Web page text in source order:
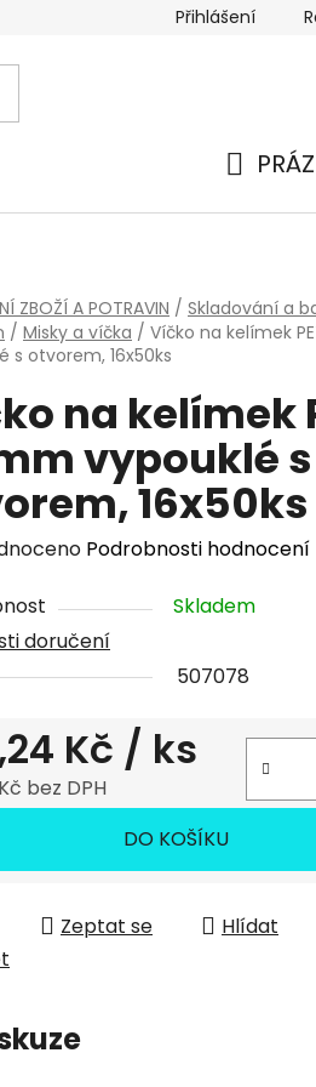
Náhradní plnění
Přihlášení
ZBOŽÍ A POTRAVIN / Skladování a
/ Misky a víčka / Víčko na kelímek
s otvorem, 16x50ks
na kelímek
vypouklé s
16x50ks
Podrobnosti hodnocení
Skladem
doručení
507078
Kč / ks
bez DPH
DO KOŠÍKU
Zeptat se
Hlídat